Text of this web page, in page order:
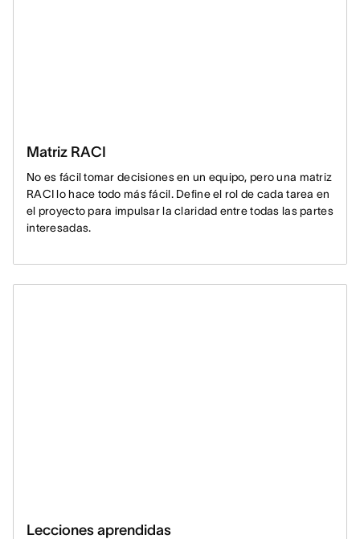
Matriz RACI
No es fácil tomar decisiones en un equipo, pero una matriz
RACI lo hace todo más fácil. Define el rol de cada tarea en
el proyecto para impulsar la claridad entre todas las partes
interesadas.
Lecciones aprendidas